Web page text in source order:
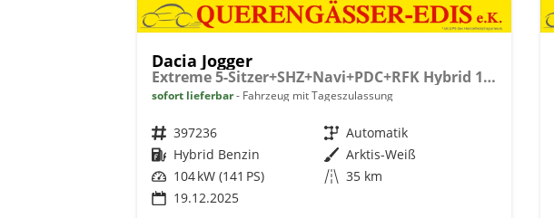
Dacia Jogger
Extreme 5-Sitzer+SHZ+Navi+PDC+RFK Hybrid 140
sofort lieferbar Fahrzeug mit Tageszulassung
Fahrzeugnr. 397236 Getriebe Automatik
Kraftstoff Hybrid Benzin Außenfarbe Arktis-Weiß
Leistung 104 kW (141 PS) Kilometerstand 35 km
19.12.2025